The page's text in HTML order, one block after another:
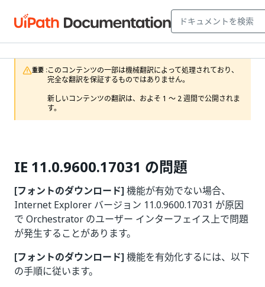
重要 :このコンテンツの一部は機械翻訳によって処理されており、
完全な翻訳を保証するものではありません。
新しいコンテンツの翻訳は、およそ 1 ～ 2 週間で公開されま
す。
IE 11.0.9600.17031 の問題
[フォントのダウンロード] 機能が有効でない場合、
Internet Explorer バージョン 11.0.9600.17031 が原因
で Orchestrator のユーザー インターフェイス上で問題
が発生することがあります。
[フォントのダウンロード] 機能を有効化するには、以下
の手順に従います。